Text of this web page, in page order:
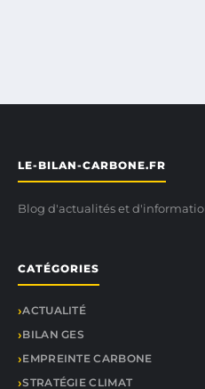
LE-BILAN-CARBONE.FR
Blog d'actualités et
CATÉGORIES
ACTUALITÉ
BILAN GES
EMPREINTE CARBONE
STRATÉGIE CLIMAT